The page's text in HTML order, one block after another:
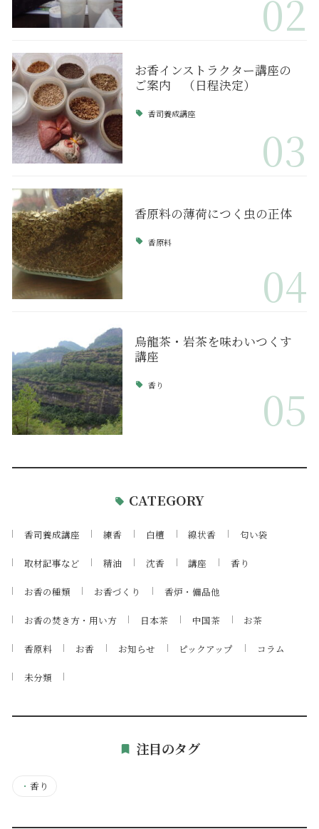
02
お香インストラクター講座の
ご案内 （日程決定）
香司養成講座
03
香原料の薄荷につく虫の正体
香原料
04
烏龍茶・岩茶を味わいつくす
講座
香り 05
CATEGORY
香司養成講座 練香 白檀 線状香 匂い袋
取材記事など 精油 沈香 講座 香り
お香の種類 お香づくり 香炉・備品他
お香の焚き方・用い方 日本茶 中国茶 お茶
香原料 お香 お知らせ ピックアップ コラム
未分類
注目のタグ
・ 香り